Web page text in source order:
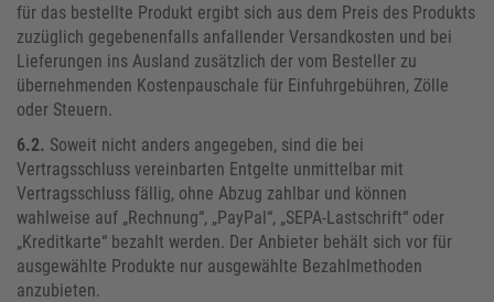
für das bestellte Produkt ergibt sich aus dem Preis des Produkts
zuzüglich gegebenenfalls anfallender Versandkosten und bei
Lieferungen ins Ausland zusätzlich der vom Besteller zu
übernehmenden Kostenpauschale für Einfuhrgebühren, Zölle
oder Steuern.
6.2. Soweit nicht anders angegeben, sind die bei
Vertragsschluss vereinbarten Entgelte unmittelbar mit
Vertragsschluss fällig, ohne Abzug zahlbar und können
wahlweise auf „Rechnung“, „PayPal“, „SEPA-Lastschrift“ oder
„Kreditkarte“ bezahlt werden. Der Anbieter behält sich vor für
ausgewählte Produkte nur ausgewählte Bezahlmethoden
anzubieten.